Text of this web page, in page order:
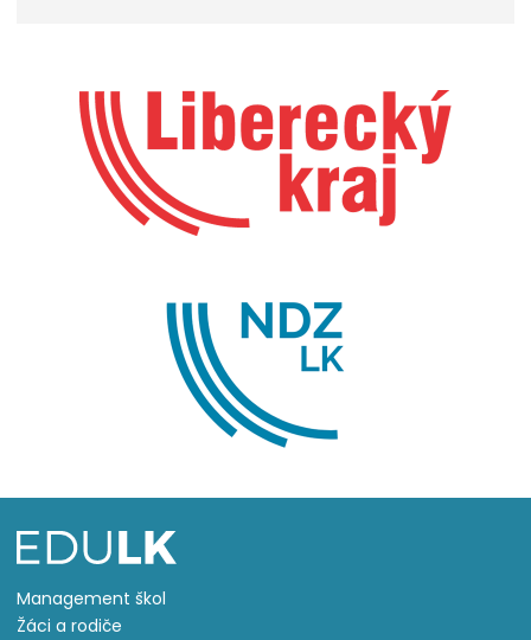
Management škol
Žáci a rodiče